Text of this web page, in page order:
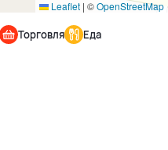
Leaflet | ©OpenStreetMap
Торговля
Еда